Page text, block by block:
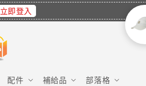
立即登入
配件 補給品 部落格